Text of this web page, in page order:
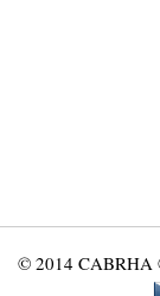
© 2014 CABRHA